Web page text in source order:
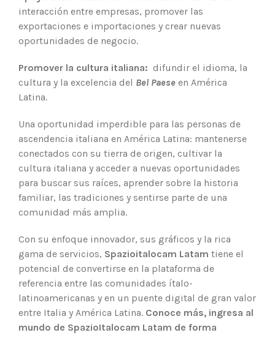
interacción entre empresas, promover las
exportaciones e importaciones y crear nuevas
oportunidades de negocio.
Promover la cultura italiana: difundir el idioma, la
cultura y la excelencia del Bel Paese en América
Latina.
Una oportunidad imperdible para las personas de
ascendencia italiana en América Latina: mantenerse
conectados con su tierra de origen, cultivar la
cultura italiana y acceder a nuevas oportunidades
para buscar sus raíces, aprender sobre la historia
familiar, las tradiciones y sentirse parte de una
comunidad más amplia.
Con su enfoque innovador, sus gráficos y la rica
gama de servicios, Spazioitalocam Latam tiene el
potencial de convertirse en la plataforma de
referencia entre las comunidades ítalo-
latinoamericanas y en un puente digital de gran valor
entre Italia y América Latina. Conoce más, ingresa al
mundo de SpazioItalocam Latam de forma